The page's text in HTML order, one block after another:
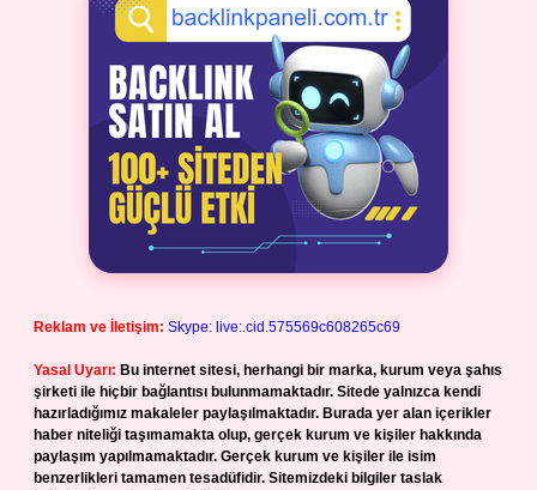
Reklam ve İletişim: Skype: live:.cid.575569c608265c69
Yasal Uyarı: Bu internet sitesi, herhangi bir marka, kurum veya şahıs
şirketi ile hiçbir bağlantısı bulunmamaktadır. Sitede yalnızca kendi
hazırladığımız makaleler paylaşılmaktadır. Burada yer alan içerikler
haber niteliği taşımamakta olup, gerçek kurum ve kişiler hakkında
paylaşım yapılmamaktadır. Gerçek kurum ve kişiler ile isim
benzerlikleri tamamen tesadüfidir. Sitemizdeki bilgiler taslak